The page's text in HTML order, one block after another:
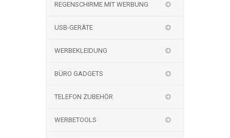
REGENSCHIRME MIT WERBUNG
USB-GERÄTE
WERBEKLEIDUNG
BÜRO GADGETS
TELEFON ZUBEHÖR
WERBETOOLS